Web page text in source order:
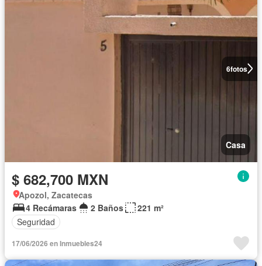
6fotos
Casa
$ 682,700 MXN
Apozol, Zacatecas
4 Recámaras
2 Baños
221 m²
Seguridad
17/06/2026 en Inmuebles24